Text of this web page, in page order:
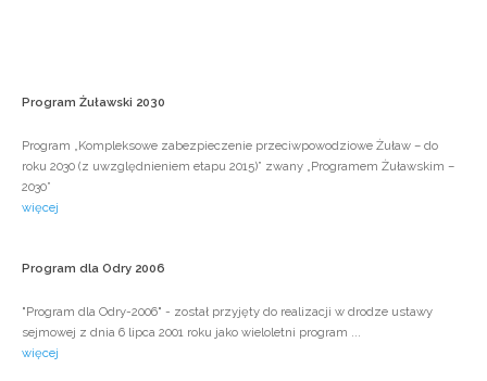
Program Żuławski 2030
Program „Kompleksowe zabezpieczenie przeciwpowodziowe Żuław – do
roku 2030 (z uwzględnieniem etapu 2015)” zwany „Programem Żuławskim –
2030”
więcej
Program dla Odry 2006
"Program dla Odry-2006" - został przyjęty do realizacji w drodze ustawy
sejmowej z dnia 6 lipca 2001 roku jako wieloletni program ...
więcej